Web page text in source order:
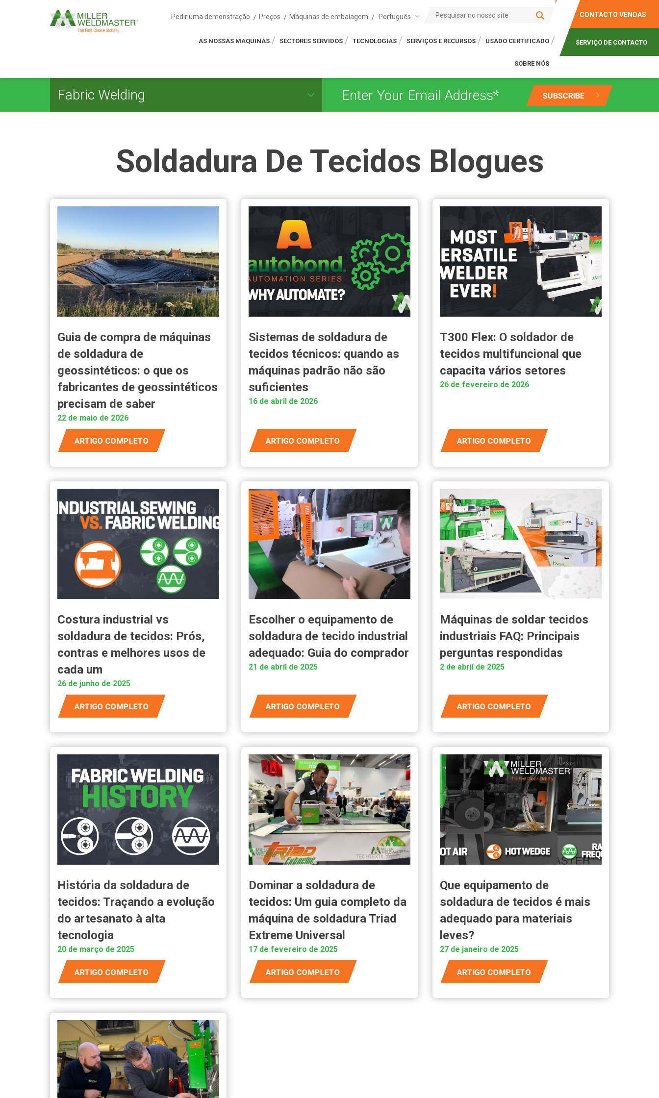
Pedir uma demonstração Preços Máquinas de embalagem Português
AS NOSSAS MÁQUINAS SECTORES SERVIDOS TECNOLOGIAS SERVIÇOS E RECURSOS USADO CERTIFICADO
SOBRE NÓS
CONTACTO VENDAS
SERVIÇO DE CONTACTO
Fabric Welding
Soldadura De Tecidos Blogues
Guia de compra de máquinas
de soldadura de
geossintéticos: o que os
fabricantes de geossintéticos
precisam de saber
22 de maio de 2026
ARTIGO COMPLETO
Sistemas de soldadura de
tecidos técnicos: quando as
máquinas padrão não são
suficientes
16 de abril de 2026
ARTIGO COMPLETO
T300 Flex: O soldador de
tecidos multifuncional que
capacita vários setores
26 de fevereiro de 2026
ARTIGO COMPLETO
Costura industrial vs
soldadura de tecidos: Prós,
contras e melhores usos de
cada um
26 de junho de 2025
ARTIGO COMPLETO
Escolher o equipamento de
soldadura de tecido industrial
adequado: Guia do comprador
21 de abril de 2025
ARTIGO COMPLETO
Máquinas de soldar tecidos
industriais FAQ: Principais
perguntas respondidas
2 de abril de 2025
ARTIGO COMPLETO
História da soldadura de
tecidos: Traçando a evolução
do artesanato à alta
tecnologia
20 de março de 2025
ARTIGO COMPLETO
Dominar a soldadura de
tecidos: Um guia completo da
máquina de soldadura Triad
Extreme Universal
17 de fevereiro de 2025
ARTIGO COMPLETO
Que equipamento de
soldadura de tecidos é mais
adequado para materiais
leves?
27 de janeiro de 2025
ARTIGO COMPLETO